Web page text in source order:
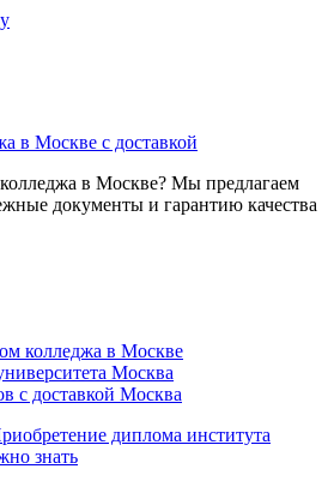
в Москве с доставкой
в Москве? Мы предлагаем
документы и гарантию качества
колледжа в Москве
Москва
с доставкой Москва
диплома института
знать